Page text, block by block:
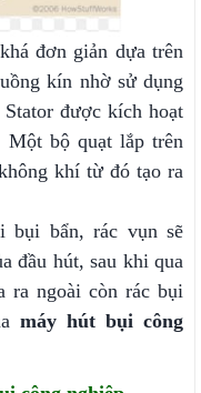
đơn giản dựa trên
kín nhờ sử dụng
được kích hoạt
bộ quạt lắp trên
khí từ đó tạo ra
bụi bẩn, rác vụn sẽ
đầu hút, sau khi qua
ra ngoài còn rác bụi
máy hút bụi công